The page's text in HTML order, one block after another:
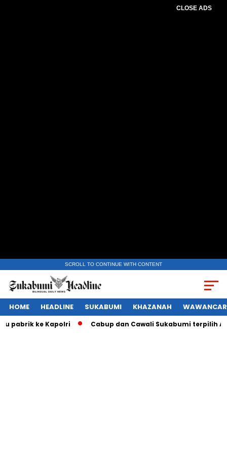
CLOSE ADS
SCROLL TO CONTINUE WITH CONTENT
HOME HEADLINE SUKABUMI KHAZANAH
ke Kapolri Cabup dan Cawali Sukabumi terpilih Asep